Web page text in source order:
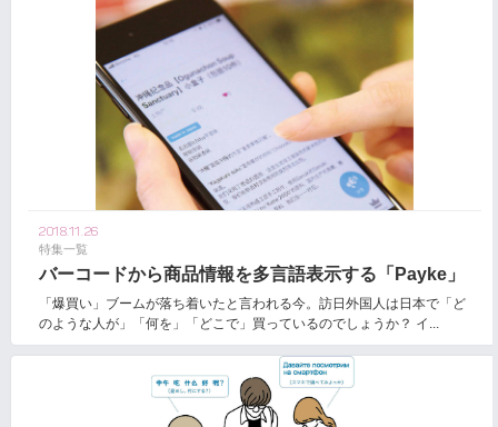
2018.11.26
特集一覧
バーコードから商品情報を多言語表示する「Payke」
「爆買い」ブームが落ち着いたと言われる今。訪日外国人は日本で「ど
のような人が」「何を」「どこで」買っているのでしょうか？ イ...